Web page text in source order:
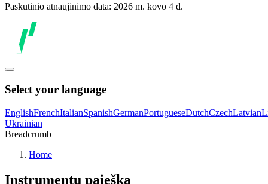
Paskutinio atnaujinimo data: 2026 m. kovo 4 d.
Select your language
EnglishFrenchItalianSpanishGermanPortugueseDutchCzechLatvian
Ukrainian
Breadcrumb
Home
Instrumentų paieška